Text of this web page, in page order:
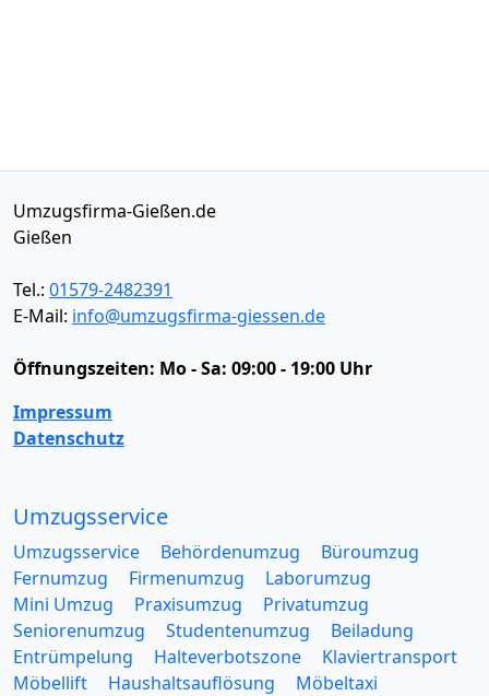
Umzugsfirma-Gießen.de
Gießen
Tel.: 01579-2482391
E-Mail: info@umzugsfirma-giessen.de
Öffnungszeiten: Mo - Sa: 09:00 - 19:00 Uhr
Impressum
Datenschutz
Umzugsservice
Umzugsservice Behördenumzug
Büroumzug
Fernumzug
Firmenumzug
Laborumzug
Mini Umzug
Praxisumzug
Privatumzug
Seniorenumzug
Studentenumzug
Beiladung
Entrümpelung
Halteverbotszone
Klaviertransport
Möbellift
Haushaltsauflösung
Möbeltaxi